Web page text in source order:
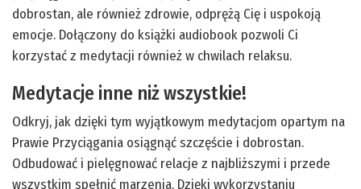
dobrostan, ale również zdrowie, odprężą Cię i uspokoją
emocje. Dołączony do książki audiobook pozwoli Ci
korzystać z medytacji również w chwilach relaksu.
Medytacje inne niż wszystkie!
Odkryj, jak dzięki tym wyjątkowym medytacjom opartym na
Prawie Przyciągania osiągnąć szczęście i dobrostan.
Odbudować i pielęgnować relacje z najbliższymi i przede
wszystkim spełnić marzenia. Dzięki wykorzystaniu